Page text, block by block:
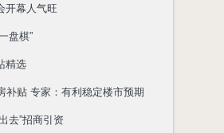
开幕人气旺
盘棋”
精选
补贴 专家：有利稳定楼市预期
去”招商引资